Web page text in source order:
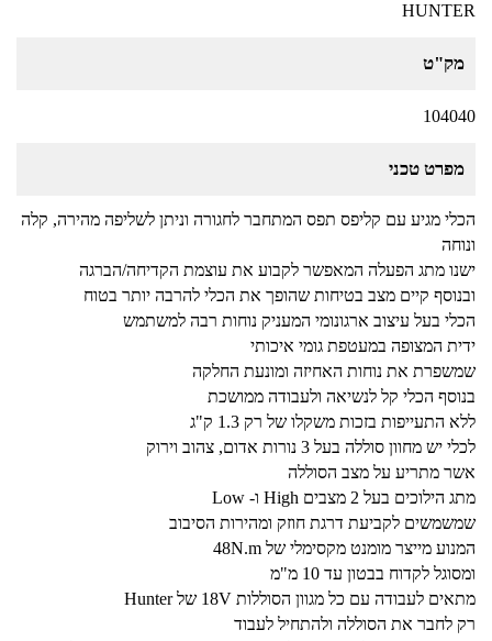
HUNTER
מק"ט
104040
מפרט טכני
הכלי מגיע עם קליפס תפס המתחבר לחגורה וניתן לשליפה מהירה, קלה
ונוחה
ישנו מתג הפעלה המאפשר לקבוע את עוצמת הקדיחה/הברגה
ובנוסף קיים מצב בטיחות שהופך את הכלי להרבה יותר בטוח
הכלי בעל עיצוב ארגונומי המעניק נוחות רבה למשתמש
ידית המצופה במעטפת גומי איכותי
שמשפרת את נוחות האחיזה ומונעת החלקה
בנוסף הכלי קל לנשיאה ולעבודה ממושכת
ללא התעייפות בזכות משקלו של רק 1.3 ק"ג
לכלי יש מחוון סוללה בעל 3 נורות אדום, צהוב וירוק
אשר מתריע על מצב הסוללה
מתג הילוכים בעל 2 מצבים High ו- Low
שמשמשים לקביעת דרגת חוזק ומהירות הסיבוב
המנוע מייצר מומנט מקסימלי של 48N.m
ומסוגל לקדוח בבטון עד 10 מ"מ
מתאים לעבודה עם כל מגוון הסוללות 18V של Hunter
רק לחבר את הסוללה ולהתחיל לעבוד